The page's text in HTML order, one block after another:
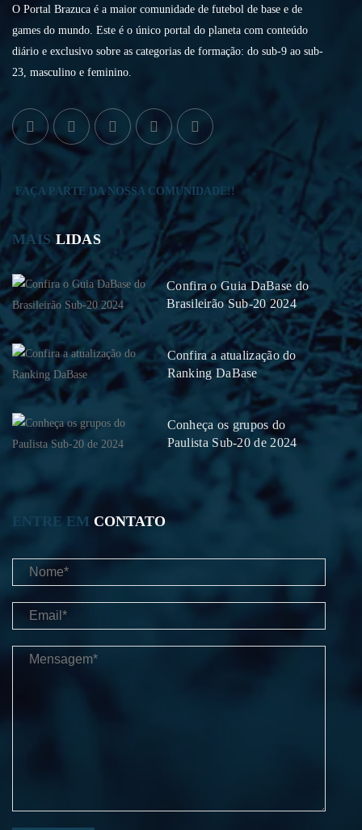
O Portal Brazuca é a maior comunidade de futebol de base e de
games do mundo. Este é o único portal do planeta com conteúdo
diário e exclusivo sobre as categorias de formação: do sub-9 ao sub-
23, masculino e feminino.
FAÇA PARTE DA NOSSA COMUNIDADE!!
MAIS LIDAS
Confira o Guia DaBase do
Brasileirão Sub-20 2024
Confira a atualização do
Ranking DaBase
Conheça os grupos do
Paulista Sub-20 de 2024
ENTRE EM CONTATO